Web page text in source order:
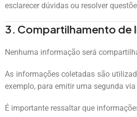
esclarecer dúvidas ou resolver
3. Compartilhamento de
Nenhuma informação será
As informações coletadas são
exemplo, para emitir uma segunda
É importante ressaltar que